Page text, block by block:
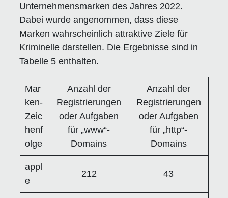
Unternehmensmarken des Jahres 2022.
Dabei wurde angenommen, dass diese
Marken wahrscheinlich attraktive Ziele für
Kriminelle darstellen. Die Ergebnisse sind in
Tabelle 5 enthalten.
Mar
ken-
Zeic
henf
olge
Anzahl der
Registrierungen
oder Aufgaben
für „www“-
Domains
Anzahl der
Registrierungen
oder Aufgaben
für „http“-
Domains
appl
e
212 43